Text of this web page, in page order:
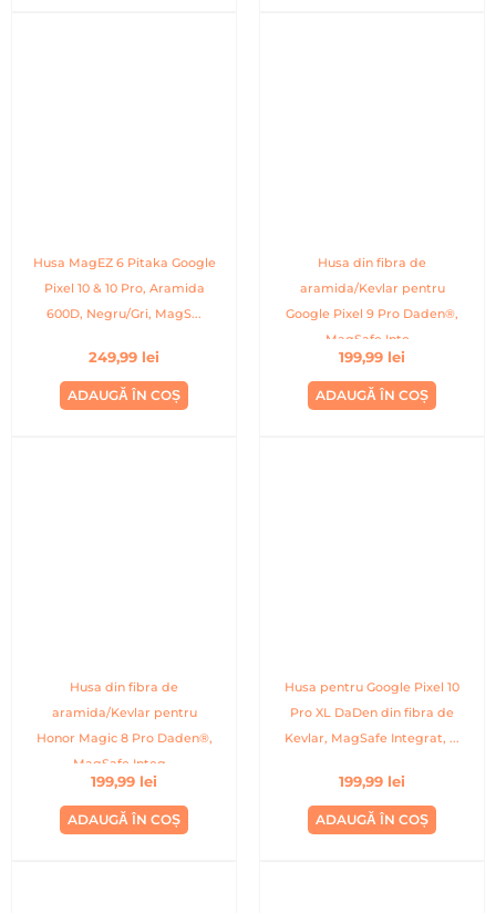
Husa MagEZ 6 Pitaka Google
Pixel 10 & 10 Pro, Aramida
600D, Negru/Gri, MagS...
249,99 lei
ADAUGĂ ÎN COȘ
Husa din fibra de
aramida/Kevlar pentru
Google Pixel 9 Pro Daden®,
MagSafe Inte...
199,99 lei
ADAUGĂ ÎN COȘ
Husa din fibra de
aramida/Kevlar pentru
Honor Magic 8 Pro Daden®,
MagSafe Integ...
199,99 lei
ADAUGĂ ÎN COȘ
Husa pentru Google Pixel 10
Pro XL DaDen din fibra de
Kevlar, MagSafe Integrat, ...
199,99 lei
ADAUGĂ ÎN COȘ